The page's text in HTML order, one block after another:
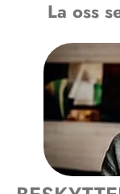
La oss